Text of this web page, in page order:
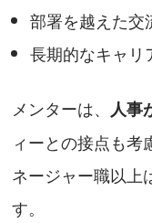
部署を越えた交
長期的なキャリ
メンターは、 人事
ィーとの接点も考
ネージャー職以上
す。